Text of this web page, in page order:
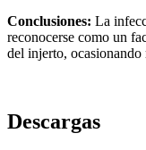
Conclusiones: La
reconocerse como un
del injerto,
Descargas